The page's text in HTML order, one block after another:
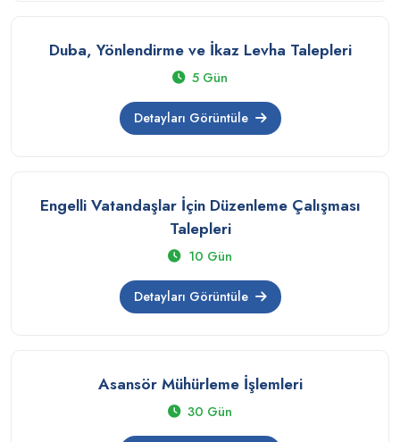
Duba, Yönlendirme ve İkaz Levha Talepleri
5 Gün
Detayları Görüntüle
Engelli Vatandaşlar İçin Düzenleme Çalışması
Talepleri
10 Gün
Detayları Görüntüle
Asansör Mühürleme İşlemleri
30 Gün